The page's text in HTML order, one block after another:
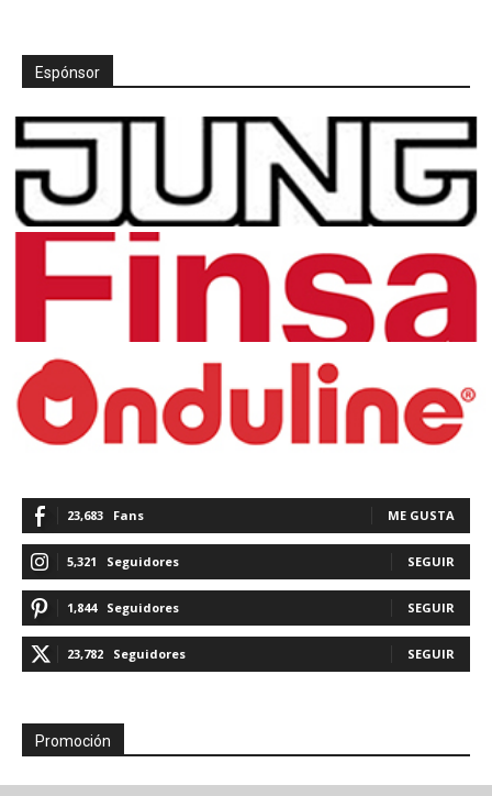
Espónsor
23,683 Fans ME GUSTA
5,321 Seguidores SEGUIR
1,844 Seguidores SEGUIR
23,782 Seguidores SEGUIR
Promoción